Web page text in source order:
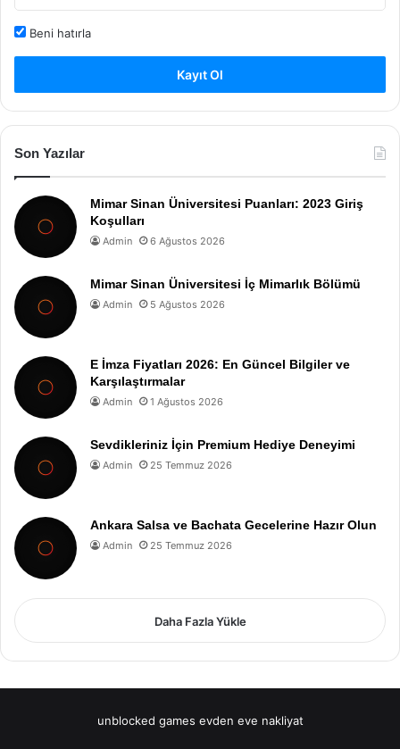
Beni hatırla
Kayıt Ol
Son Yazılar
Mimar Sinan Üniversitesi Puanları: 2023 Giriş
Koşulları
Admin 6 Ağustos 2026
Mimar Sinan Üniversitesi İç Mimarlık Bölümü
Admin 5 Ağustos 2026
E İmza Fiyatları 2026: En Güncel Bilgiler ve
Karşılaştırmalar
Admin 1 Ağustos 2026
Sevdikleriniz İçin Premium Hediye Deneyimi
Admin 25 Temmuz 2026
Ankara Salsa ve Bachata Gecelerine Hazır Olun
Admin 25 Temmuz 2026
Daha Fazla Yükle
unblocked games evden eve nakliyat